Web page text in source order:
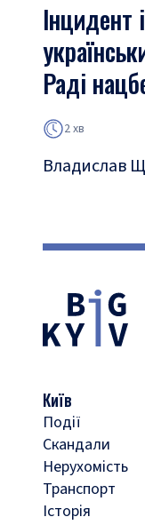
Інцидент
Раді
2 хв
Владислав
Київ
Події
Скандали
Нерухомість
Транспорт
Історія